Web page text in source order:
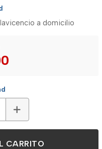
a domicilio
CARRITO